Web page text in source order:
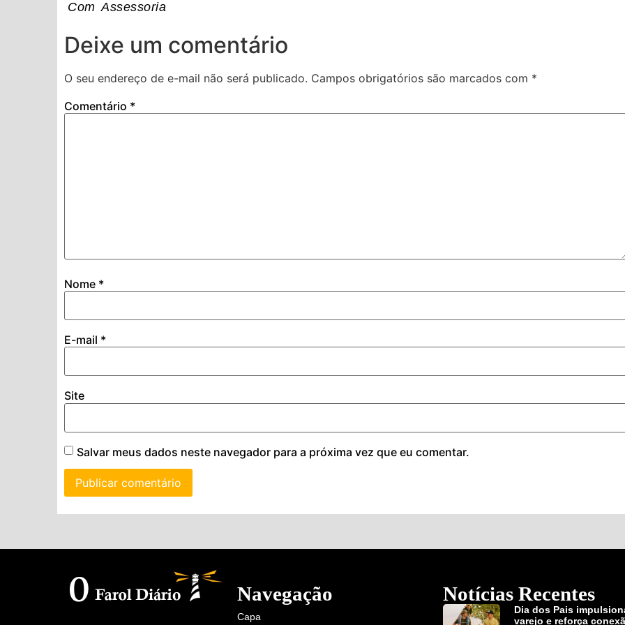
Com Assessoria
Deixe um comentário
O seu endereço de e-mail não será publicado. Campos obrigatórios são marcados com *
Comentário *
Nome *
E-mail *
Site
Salvar meus dados neste navegador para a próxima vez que eu comentar.
Navegação
Capa
Notícias Recentes
Dia dos Pais
varejo e reforça